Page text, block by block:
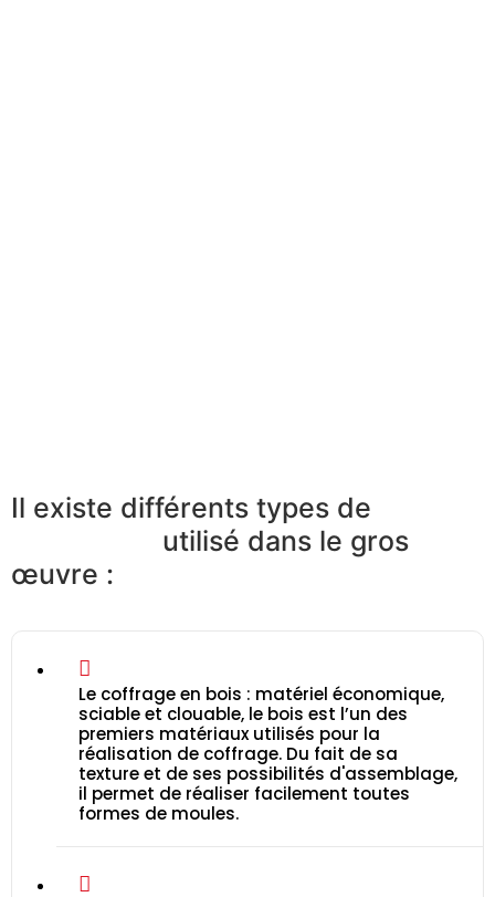
Il existe différents types de
utilisé dans le gros
œuvre :
Le coffrage en bois : matériel économique,
sciable et clouable, le bois est l’un des
premiers matériaux utilisés pour la
réalisation de coffrage. Du fait de sa
texture et de ses possibilités d'assemblage,
il permet de réaliser facilement toutes
formes de moules.